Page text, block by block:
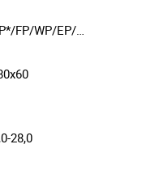
FP/WP/EP/…
28,0